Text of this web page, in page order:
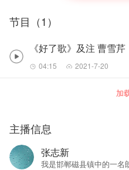
节目（1）
《好了歌》及注 曹雪芹
04:15 2021-7-20
加
主播信息
张志新
我是邯郸磁县镇中的一名